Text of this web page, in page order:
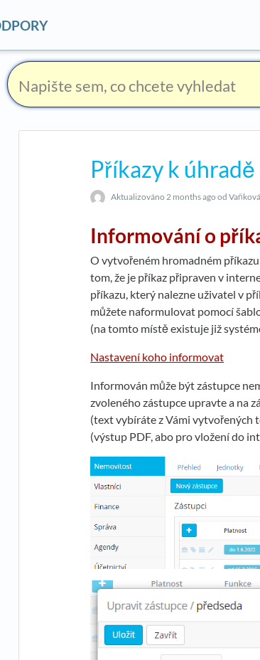
Příkazy k
Aktualizováno 2 months ago od Vaňková
Informování o
O vytvořeném hromadném
tom, že je příkaz připraven v
příkazu, který nalezne uživatel v
můžete naformulovat pomocí
(na tomto místě existuje již
Nastavení koho informovat
Informován může být zástupce
zvoleného zástupce upravte a na
(text vybíráte z Vámi vytvořených
(výstup PDF, abo pro vložení do